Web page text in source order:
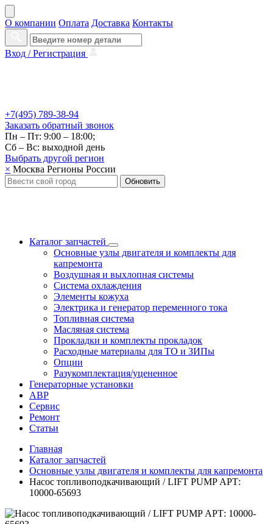
О компании Оплата Доставка Контакты
Вход /Регистрация
+7(495) 789-38-94
Заказать обратный звонок
Пн – Пт: 9:00 – 18:00;
Сб – Вс: выходной день
Выбрать другой регион
× Москва Регионы России
Обновить
Каталог запчастей
Основные узлы двигателя и комплекты для
капремонта
Воздушная и выхлопная системы
Система охлаждения
Элементы кожуха
Электрика и генератор переменного тока
Топливная система
Масляная система
Прокладки и комплекты прокладок
Расходные материалы для ТО и ЗИПы
Опции
Разукомплектация/уцененное
Генераторные установки
АВР
Сервис
Ремонт
Статьи
Главная
Каталог запчастей
Основные узлы двигателя и комплекты для капремонта
Насос топливоподкачивающий / LIFT PUMP АРТ:
10000-65693